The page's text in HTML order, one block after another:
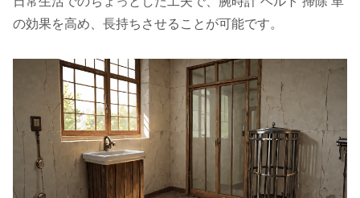
の効果を高め、長持ちさせることが可能です。